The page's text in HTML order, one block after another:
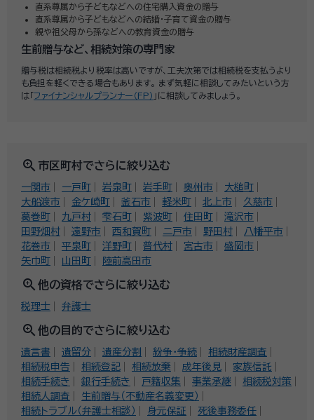
直系尊属から子どもなどへの住宅購入資金の贈与
直系尊属から子どもなどへの結婚・子育て資金の贈与
親や祖父母から孫などへの教育資金の贈与
生前贈与など、相続対策の専門家
贈与税は相続税より税率は高いですが、工夫次第では相続税を支払うより
も負担を軽くできる場合もあります。 まず気軽に相談してみたいという方
は「ファイナンシャルプランナー（FP） 」に相談してみましょう。
zoom_in 市区町村でさらに絞り込む
一関市 一戸町 岩泉町 岩手町 奥州市
大槌町
大船渡市
金ケ崎町 釜石市 軽米町 北上市
久慈市
葛巻町
九戸村 雫石町 紫波町 住田町
滝沢市
田野畑村
遠野市 西和賀町 二戸市 野田村
八幡平市
花巻市
平泉町 洋野町 普代村 宮古市
盛岡市
矢巾町
山田町 陸前高田市
zoom_in 他の資格でさらに絞り込む
税理士 弁護士
zoom_in 他の目的でさらに絞り込む
遺言書 遺留分 遺産分割 紛争・争続
相続財産調査
相続税申告
相続登記 相続放棄 成年後見
家族信託
相続手続き
銀行手続き 戸籍収集 事業承継
相続税対策
相続人調査
生前贈与（不動産名義変更）
相続トラブル（弁護士相談）
身元保証
死後事務委任